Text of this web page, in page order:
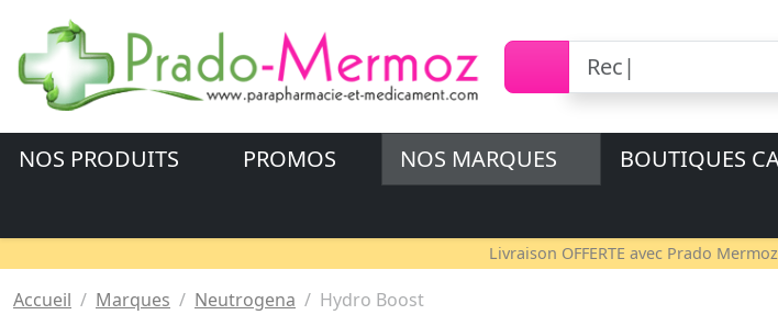
NOS PRODUITS PROMOS NOS MARQUES
BOUTIQUES
Livraison OFFERTE avec Prado
Accueil Marques Neutrogena Hydro Boost